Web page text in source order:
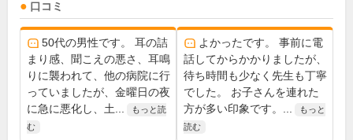
口コミ
50代の男性です。 耳の詰
まり感、聞こえの悪さ、耳鳴
りに襲われて、他の病院に行
っていましたが、金曜日の夜
に急に悪化し、土...
もっと読
む
よかったです。 事前に電
話してからかかりましたが、
待ち時間も少なく先生も丁寧
でした。 お子さんを連れた
方が多い印象です。...
もっと
読む